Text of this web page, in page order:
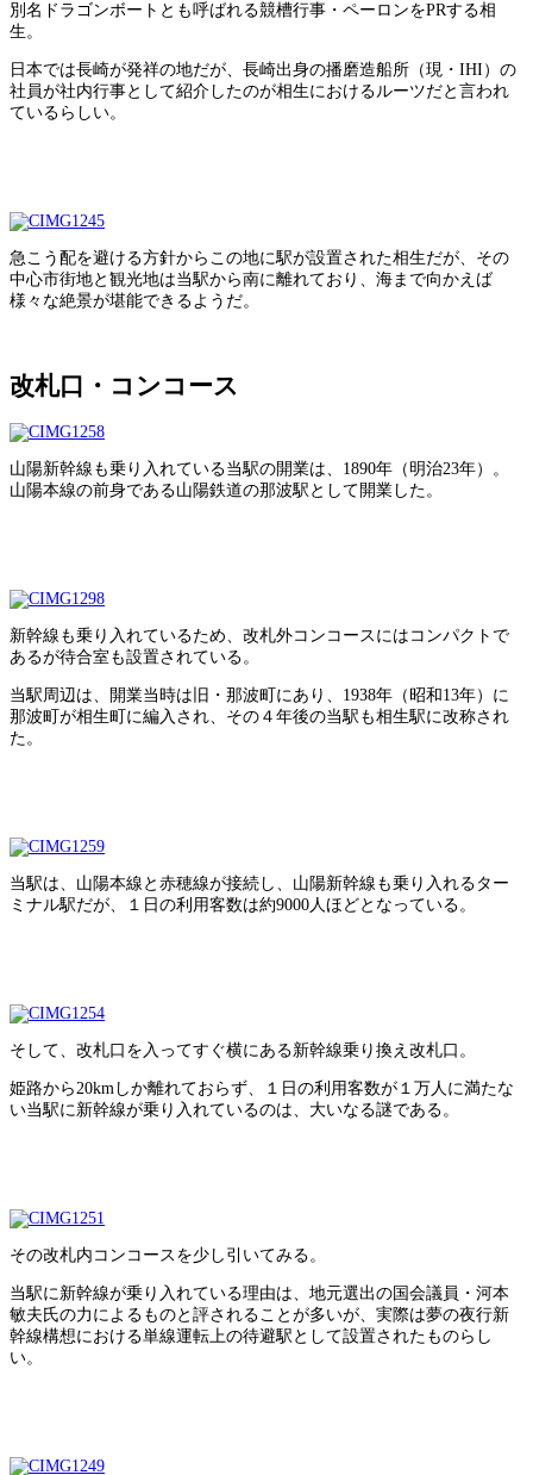
別名ドラゴンボートとも呼ばれる競槽行事・ペーロンをPRする相
生。
日本では長崎が発祥の地だが、長崎出身の播磨造船所（現・IHI）の
社員が社内行事として紹介したのが相生におけるルーツだと言われ
ているらしい。
急こう配を避ける方針からこの地に駅が設置された相生だが、その
中心市街地と観光地は当駅から南に離れており、海まで向かえば
様々な絶景が堪能できるようだ。
改札口・コンコース
山陽新幹線も乗り入れている当駅の開業は、1890年（明治23年）。
山陽本線の前身である山陽鉄道の那波駅として開業した。
新幹線も乗り入れているため、改札外コンコースにはコンパクトで
あるが待合室も設置されている。
当駅周辺は、開業当時は旧・那波町にあり、1938年（昭和13年）に
那波町が相生町に編入され、その４年後の当駅も相生駅に改称され
た。
当駅は、山陽本線と赤穂線が接続し、山陽新幹線も乗り入れるター
ミナル駅だが、１日の利用客数は約9000人ほどとなっている。
そして、改札口を入ってすぐ横にある新幹線乗り換え改札口。
姫路から20kmしか離れておらず、１日の利用客数が１万人に満たな
い当駅に新幹線が乗り入れているのは、大いなる謎である。
その改札内コンコースを少し引いてみる。
当駅に新幹線が乗り入れている理由は、地元選出の国会議員・河本
敏夫氏の力によるものと評されることが多いが、実際は夢の夜行新
幹線構想における単線運転上の待避駅として設置されたものらし
い。